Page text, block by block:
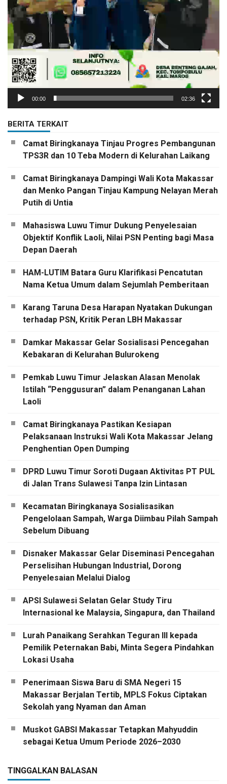
00:00 02:36
BERITA TERKAIT
Camat Biringkanaya Tinjau Progres Pembangunan
TPS3R dan 10 Teba Modern di Kelurahan Laikang
Camat Biringkanaya Dampingi Wali Kota Makassar
dan Menko Pangan Tinjau Kampung Nelayan Merah
Putih di Untia
Mahasiswa Luwu Timur Dukung Penyelesaian
Objektif Konflik Laoli, Nilai PSN Penting bagi Masa
Depan Daerah
HAM-LUTIM Batara Guru Klarifikasi Pencatutan
Nama Ketua Umum dalam Sejumlah Pemberitaan
Karang Taruna Desa Harapan Nyatakan Dukungan
terhadap PSN, Kritik Peran LBH Makassar
Damkar Makassar Gelar Sosialisasi Pencegahan
Kebakaran di Kelurahan Bulurokeng
Pemkab Luwu Timur Jelaskan Alasan Menolak
Istilah “Penggusuran” dalam Penanganan Lahan
Laoli
Camat Biringkanaya Pastikan Kesiapan
Pelaksanaan Instruksi Wali Kota Makassar Jelang
Penghentian Open Dumping
DPRD Luwu Timur Soroti Dugaan Aktivitas PT PUL
di Jalan Trans Sulawesi Tanpa Izin Lintasan
Kecamatan Biringkanaya Sosialisasikan
Pengelolaan Sampah, Warga Diimbau Pilah Sampah
Sebelum Dibuang
Disnaker Makassar Gelar Diseminasi Pencegahan
Perselisihan Hubungan Industrial, Dorong
Penyelesaian Melalui Dialog
APSI Sulawesi Selatan Gelar Study Tiru
Internasional ke Malaysia, Singapura, dan Thailand
Lurah Panaikang Serahkan Teguran III kepada
Pemilik Peternakan Babi, Minta Segera Pindahkan
Lokasi Usaha
Penerimaan Siswa Baru di SMA Negeri 15
Makassar Berjalan Tertib, MPLS Fokus Ciptakan
Sekolah yang Nyaman dan Aman
Muskot GABSI Makassar Tetapkan Mahyuddin
sebagai Ketua Umum Periode 2026–2030
TINGGALKAN BALASAN